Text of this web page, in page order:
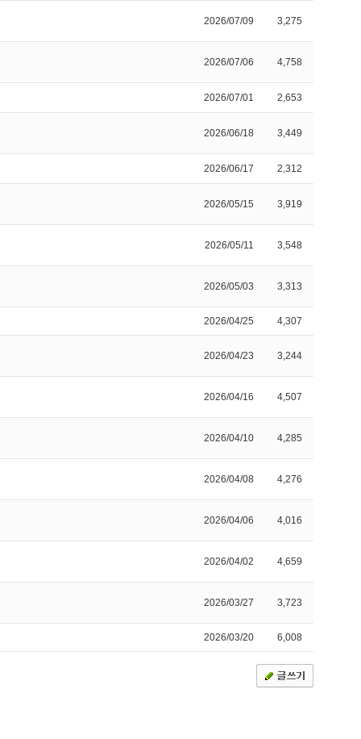
2026/07/09 3,275
2026/07/06 4,758
2026/07/01 2,653
2026/06/18 3,449
2026/06/17 2,312
2026/05/15 3,919
2026/05/11 3,548
2026/05/03 3,313
2026/04/25 4,307
2026/04/23 3,244
2026/04/16 4,507
2026/04/10 4,285
2026/04/08 4,276
2026/04/06 4,016
2026/04/02 4,659
2026/03/27 3,723
2026/03/20 6,008